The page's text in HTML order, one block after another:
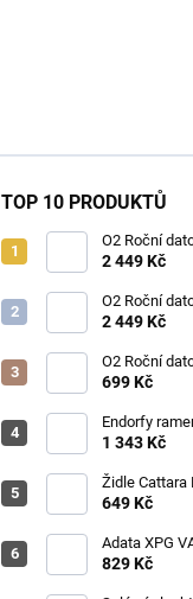
TOP 10 PRODUKTŮ
O2 Roční
TB
2 449 Kč
O2 Roční
TB
2 449 Kč
O2 Roční
GB
699 Kč
Endorfy
Broadcast
hlava / černý
1 343 Kč
Židle Cattara
kempingová
649 Kč
Adata XPG
Tower/
829 Kč